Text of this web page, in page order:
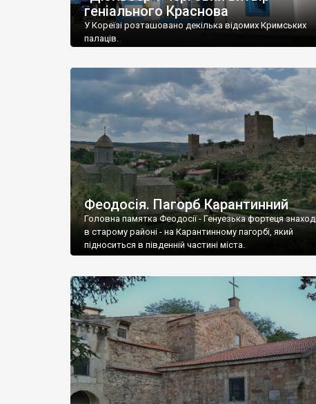
геніального Краснова
У Кореїзі розташовано декілька відомих Кримських
палаців.
Феодосія. Пагорб Карантинний
Головна памятка Феодосії - Генуезька фортеця
в старому районі - на Карантинному пагорбі, який
підноситься в південній частині міста.